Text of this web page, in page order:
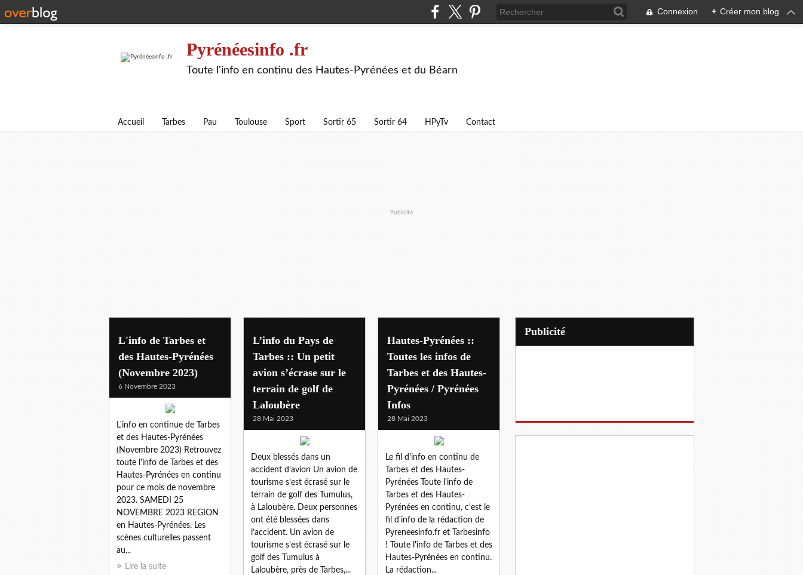
Connexion + Créer mon blog
Pyrénéesinfo .fr
Toute l'info en continu des Hautes-Pyrénées et du Béarn
Accueil Tarbes Pau Toulouse Sport Sortir 65 Sortir 64 HPyTv Contact
Publicité
65 tarbes & agglo
L'info de Tarbes et
des Hautes-Pyrénées
(Novembre 2023)
6 Novembre 2023
L'info en continue de Tarbes
et des Hautes-Pyrénées
(Novembre 2023) Retrouvez
toute l'info de Tarbes et des
Hautes-Pyrénées en continu
pour ce mois de novembre
2023. SAMEDI 25
NOVEMBRE 2023 REGION
en Hautes-Pyrénées. Les
scènes culturelles passent
au...
Lire la suite
L’info du Pays de
Tarbes :: Un petit
avion s’écrase sur le
terrain de golf de
Laloubère
28 Mai 2023
Deux blessés dans un
accident d’avion Un avion de
tourisme s’est écrasé sur le
terrain de golf des Tumulus,
à Laloubère. Deux personnes
ont été blessées dans
l’accident. Un avion de
tourisme s'est écrasé sur le
golf des Tumulus à
Laloubère, près de Tarbes,...
Hautes-Pyrénées ::
Toutes les infos de
Tarbes et des Hautes-
Pyrénées / Pyrénées
Infos
28 Mai 2023
Le fil d'info en continu de
Tarbes et des Hautes-
Pyrénées Toute l'info de
Tarbes et des Hautes-
Pyrénées en continu, c'est le
fil d'info de la rédaction de
Pyreneesinfo.fr et Tarbesinfo
! Toute l'info de Tarbes et des
Hautes-Pyrénées en continu.
La rédaction...
Publicité